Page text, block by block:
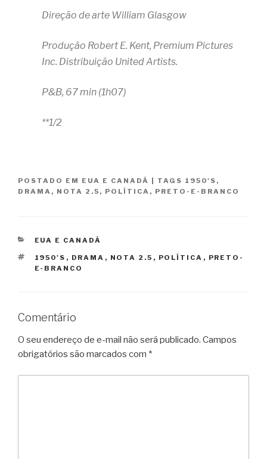
Direção de arte William Glasgow
Produção Robert E. Kent, Premium Pictures
Inc. Distribuição United Artists.
P&B, 67 min (1h07)
**1/2
POSTADO EM EUA E CANADÁ TAGS 1950'S ,
DRAMA , NOTA 2.5 , POLÍTICA , PRETO-E-BRANCO
CATEGORIAS
EUA E CANADÁ
TAGS
1950'S , DRAMA , NOTA 2.5 , POLÍTICA , PRETO-
E-BRANCO
Comentário
O seu endereço de e-mail não será publicado. Campos
obrigatórios são marcados com *